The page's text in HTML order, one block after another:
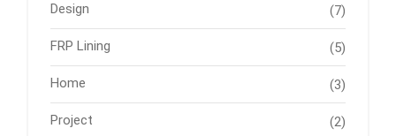
Design (7)
FRP Lining (5)
Home (3)
Project (2)